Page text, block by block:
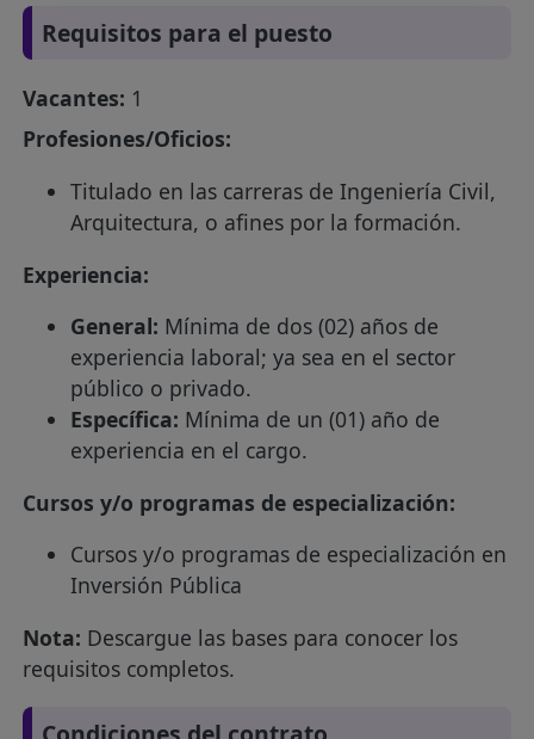
Requisitos para el puesto
Vacantes: 1
Profesiones/Oficios:
Titulado en las carreras de Ingeniería Civil,
Arquitectura, o afines por la formación.
Experiencia:
General: Mínima de dos (02) años de
experiencia laboral; ya sea en el sector
público o privado.
Específica: Mínima de un (01) año de
experiencia en el cargo.
Cursos y/o programas de especialización:
Cursos y/o programas de especialización en
Inversión Pública
Nota: Descargue las bases para conocer los
requisitos completos.